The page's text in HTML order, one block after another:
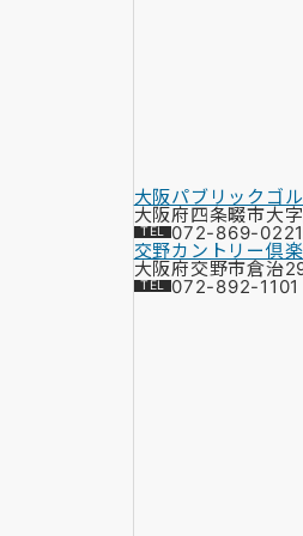
大阪パブリックゴ
大阪府四条畷市大
072-869-0221
交野カントリー倶
大阪府交野市倉治
072-892-1101